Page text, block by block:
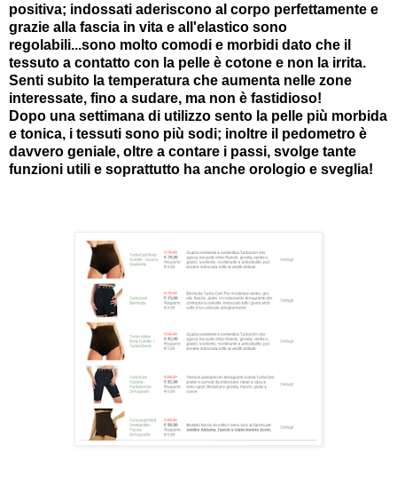
positiva; indossati aderiscono al corpo perfettamente e
grazie alla fascia in vita e all'elastico sono
regolabili...sono molto comodi e morbidi dato che il
tessuto a contatto con la pelle è cotone e non la irrita.
Senti subito la temperatura che aumenta nelle zone
interessate, fino a sudare, ma non è fastidioso!
Dopo una settimana di utilizzo sento la pelle più morbida
e tonica, i tessuti sono più sodi; inoltre il pedometro è
davvero geniale, oltre a contare i passi, svolge tante
funzioni utili e soprattutto ha anche orologio e sveglia!